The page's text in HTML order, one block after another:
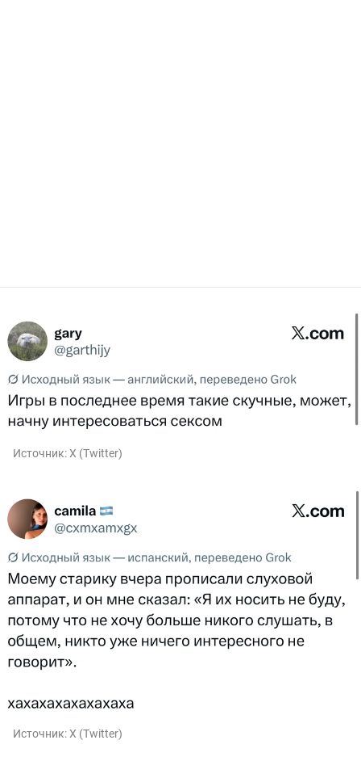
Источник:X (Twitter)
Источник:X (Twitter)